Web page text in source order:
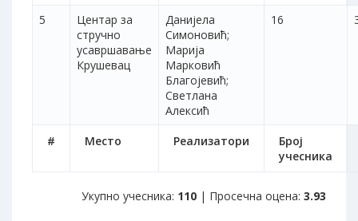
# Место Реализатори
Број
учесника
5
Центар за
стручно
усавршавање
Крушевац
Данијела
Симоновић;
Марија
Марковић
Благојевић;
Светлана
Алексић
16
Укупно учесника: 110 | Просечна оцена: 3.93